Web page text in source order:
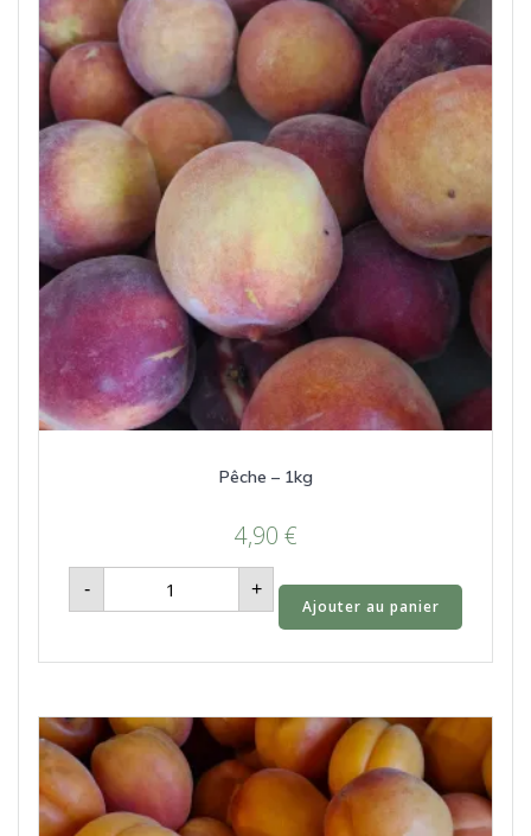
Pêche – 1kg
4,90 €
-
quantité
de
Pêche
+
Ajouter au panier